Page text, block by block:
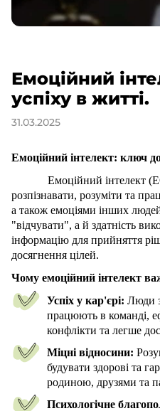
Емоційний
успіху в житті.
31.03.2025
Емоційний інтелект: ключ
Емоційний інтелект
розпізнавати, розуміти та
а також емоціями інших
"відчувати", а й здатність
інформацію для прийняття
досягнення цілей.
Чому емоційний інтелект
Успіх у кар'єрі: Люди
працюють в команді,
конфлікти та легше
Міцні відносини:
будувати здорові та
родиною, друзями та
Психологічне